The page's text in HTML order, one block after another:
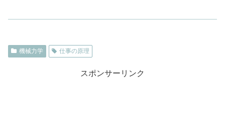
機械力学 仕事の原理
スポンサーリンク